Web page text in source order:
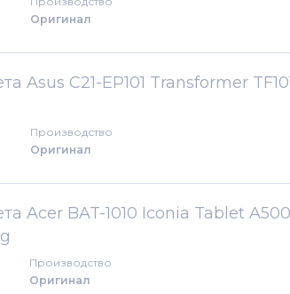
Оригинал
Asus C21-EP101 Transformer
Производство
Оригинал
Acer BAT-1010 Iconia Tablet
Производство
Оригинал